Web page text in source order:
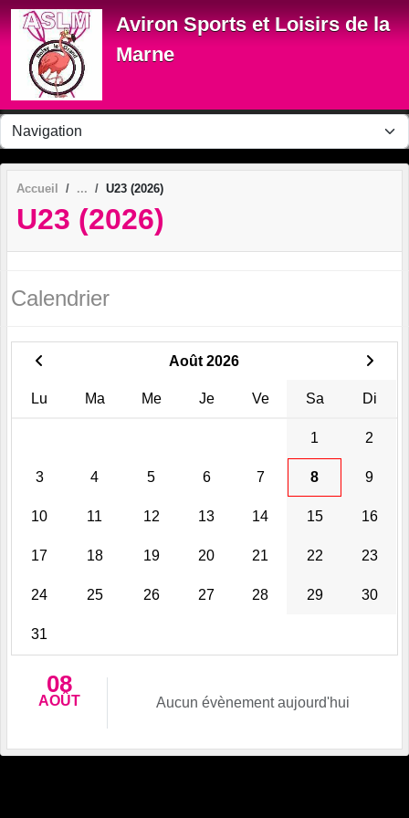
Aviron Sports et Loisirs de la
Marne
Accueil U23 (2026)
U23 (2026)
Calendrier
Août 2026
Lu Ma Me Je Ve Sa Di
1 2
3 4 5 6 7 8 9
10 11 12 13 14 15 16
17 18 19 20 21 22 23
24 25 26 27 28 29 30
31
08
AOÛT Aucun évènement aujourd'hui
Panneau de gestion des cookies